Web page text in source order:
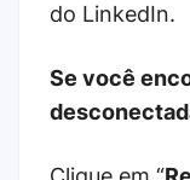
do LinkedIn.
Se você